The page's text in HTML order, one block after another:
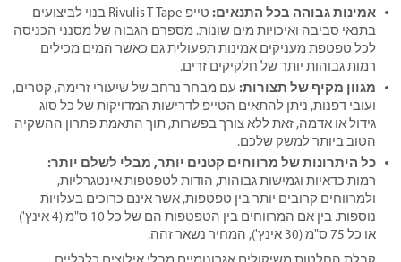
אמינות גבוהה בכל התנאים:
טייפ Rivulis T-Tape בנוי לביצועים
בתנאי סביבה ואיכויות מים שונות. מספרם הגבוה של מסנני הכניסה
לכל טפטפת מעניקים אמינות תפעולית גם כאשר המים מכילים
רמות גבוהות יותר של חלקיקים זרים.
מגוון מקיף של תצורות: עם מבחר נרחב של שיעורי זרימה, קטרים,
​​ועובי דפנות, ניתן להתאים הטייפ לדרישות המדויקות של כל סוג
גידול או אדמה, זאת ללא צורך בפשרות, תוך התאמת פתרון ההשקיה
הטוב ביותר למשק שלכם.
כל היתרונות של מרווחים קטנים יותר, מבלי לשלם יותר:
רמות כדאיות וגמישות גבוהות, הודות לטפטפות אינטגרליות,
ולמרווחים קרובים יותר בין טפטפות, אשר אינם כרוכים בעלויות
נוספות. בין אם המרווחים בין הטפטפות הם של כל 10 ס"מ (4 אינץ')
או כל 75 ס"מ (30 אינץ'), המחיר נשאר זהה.